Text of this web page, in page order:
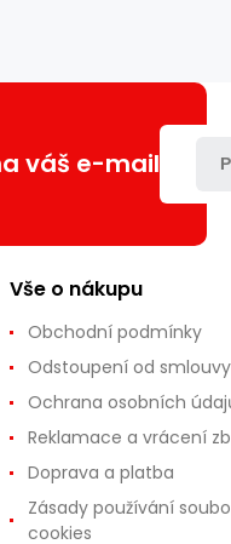
váš e-mail
Vše o nákupu
Obchodní podmínky
Odstoupení od smlouvy
Ochrana osobních
Reklamace a vrácení
Doprava a platba
Zásady používání
cookies